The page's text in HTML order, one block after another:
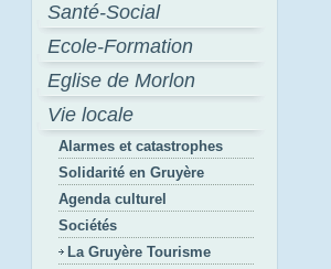
Santé-Social
Ecole-Formation
Eglise de Morlon
Vie locale
Alarmes et catastrophes
Solidarité en Gruyère
Agenda culturel
Sociétés
La Gruyère Tourisme